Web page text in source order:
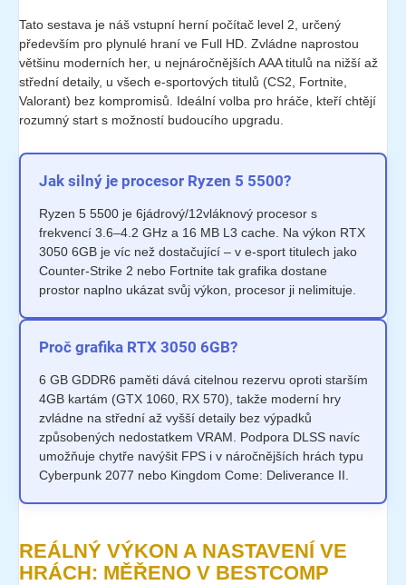
Tato sestava je náš vstupní herní počítač level 2, určený
především pro plynulé hraní ve Full HD. Zvládne naprostou
většinu moderních her, u nejnáročnějších AAA titulů na nižší až
střední detaily, u všech e-sportových titulů (CS2, Fortnite,
Valorant) bez kompromisů. Ideální volba pro hráče, kteří chtějí
rozumný start s možností budoucího upgradu.
Jak silný je procesor Ryzen 5 5500?
Ryzen 5 5500 je 6jádrový/12vláknový procesor s
frekvencí 3.6–4.2 GHz a 16 MB L3 cache. Na výkon RTX
3050 6GB je víc než dostačující – v e-sport titulech jako
Counter-Strike 2 nebo Fortnite tak grafika dostane
prostor naplno ukázat svůj výkon, procesor ji nelimituje.
Proč grafika RTX 3050 6GB?
6 GB GDDR6 paměti dává citelnou rezervu oproti starším
4GB kartám (GTX 1060, RX 570), takže moderní hry
zvládne na střední až vyšší detaily bez výpadků
způsobených nedostatkem VRAM. Podpora DLSS navíc
umožňuje chytře navýšit FPS i v náročnějších hrách typu
Cyberpunk 2077 nebo Kingdom Come: Deliverance II.
REÁLNÝ VÝKON A NASTAVENÍ VE
HRÁCH: MĚŘENO V BESTCOMP